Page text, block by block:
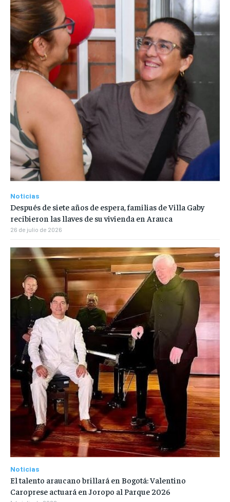
Noticias
Después de siete años de espera, familias de Villa Gaby
recibieron las llaves de su vivienda en Arauca
26 de julio de 2026
Noticias
El talento araucano brillará en Bogotá: Valentino
Caroprese actuará en Joropo al Parque 2026